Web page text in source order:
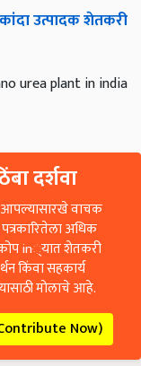
उत्पादक शेतकरी
urea plant in india
दर्शवा
आपल्यासारखे वाचक
अधिक
in्यात शेतकरी
किंवा सहकार्य
मोलाचे आहे.
Now)